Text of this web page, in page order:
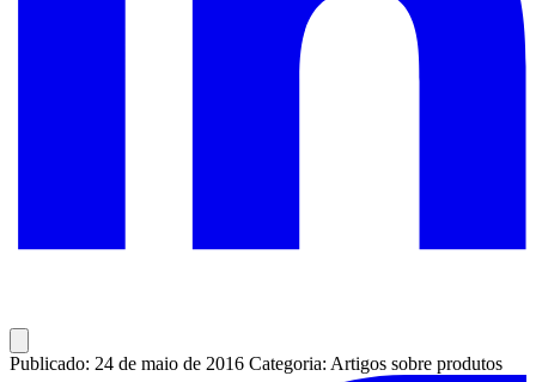
Publicado: 24 de maio de 2016 Categoria: Artigos sobre produtos